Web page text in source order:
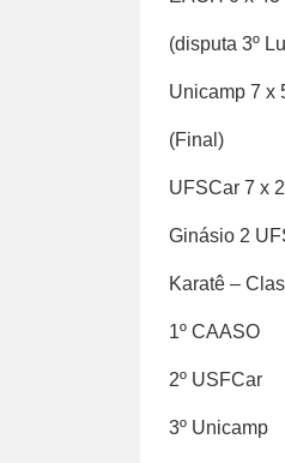
(disputa 3º
Unicamp 7 x
(Final)
UFSCar 7 x
Ginásio 2
Karatê –
1º CAASO
2º USFCar
3º Unicamp